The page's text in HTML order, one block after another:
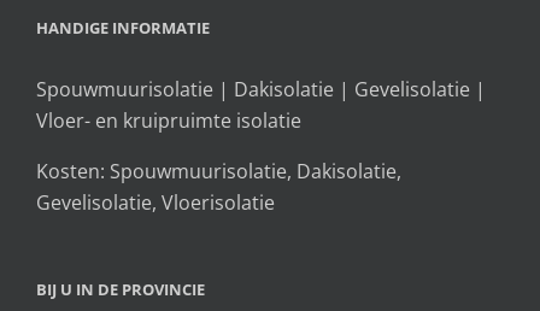
HANDIGE INFORMATIE
Spouwmuurisolatie | Dakisolatie | Gevelisolatie |
Vloer- en kruipruimte isolatie
Kosten: Spouwmuurisolatie, Dakisolatie,
Gevelisolatie, Vloerisolatie
BIJ U IN DE PROVINCIE